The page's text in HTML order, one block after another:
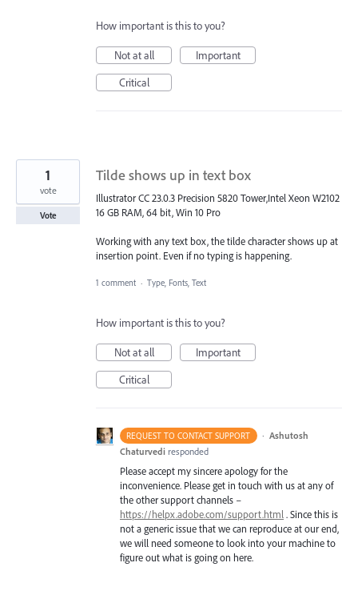
How important is this to you?
Not at all
Important
Critical
Tilde shows up in text box
Illustrator CC 23.0.3 Precision 5820 Tower,Intel Xeon W2102
16 GB RAM, 64 bit, Win 10 Pro
Working with any text box, the tilde character shows up at
insertion point. Even if no typing is happening.
1
vote
Vote
1 comment · Type, Fonts, Text
How important is this to you?
Not at all
Important
Critical
REQUEST TO CONTACT SUPPORT · Ashutosh
Chaturvedi responded
Please accept my sincere apology for the
inconvenience. Please get in touch with us at any of
the other support channels –
https://helpx.adobe.com/support.html . Since this is
not a generic issue that we can reproduce at our end,
we will need someone to look into your machine to
figure out what is going on here.